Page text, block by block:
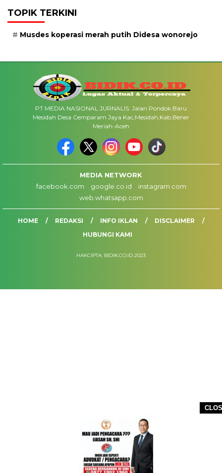
TOPIK TERKINI
Musdes koperasi merah putih Didesa wonorejo
PT MEDIA NASIONAL JURNALIS: Jalan Pondok Baru
Mesidah Desa Cemparam Jaya Kac,Mesidah,Kab,Bener
Meriah-Aceh
MEDIA NETWORK
facebook.com
google.co.id
instagram.com
web.whatsapp.com
HOME REDAKSI INFO IKLAN
DISCLAIMER
HUBUNGI KAMI
HAKCIPTA: BIDIK.CO.ID 2023